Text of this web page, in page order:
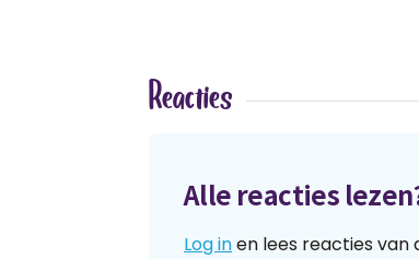
Reacties
Alle reacties
Log inen lees reacties van